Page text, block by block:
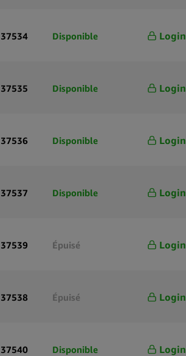
37534 Disponible Login
37535 Disponible Login
37536 Disponible Login
37537 Disponible Login
37539 Épuisé Login
37538 Épuisé Login
37540 Disponible Login